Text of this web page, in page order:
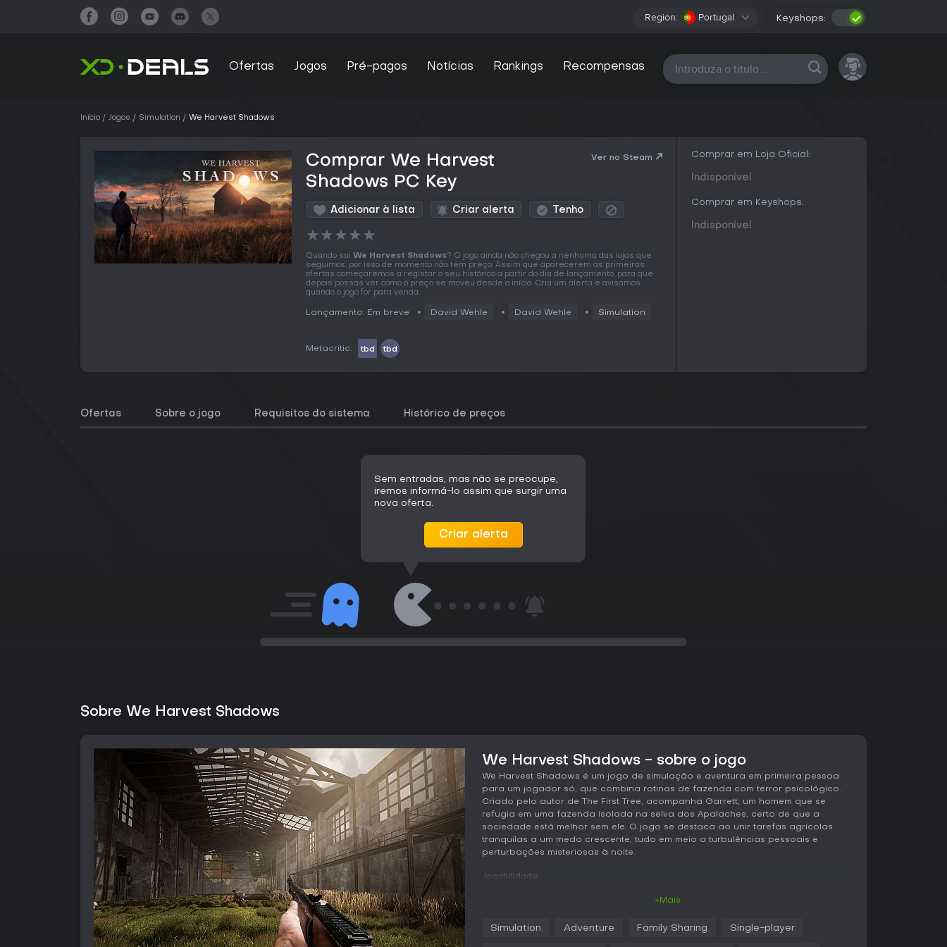
Region: Portugal Keyshops:
Ofertas Jogos Pré-pagos Notícias Rankings Recompensas Todas as plataformas
Início Jogos Simulation We Harvest Shadows
Comprar We Harvest
Shadows PC Key
Ver no Steam
Adicionar à lista Criar alerta Tenho
★★★★★
Quando sai We Harvest Shadows? O jogo ainda não chegou a nenhuma das lojas que
seguimos, por isso de momento não tem preço. Assim que aparecerem as primeiras
ofertas começaremos a registar o seu histórico a partir do dia de lançamento, para que
depois possas ver como o preço se moveu desde o início. Cria um alerta e avisamos
quando o jogo for para venda.
Lançamento: Em breve David Wehle David Wehle Simulation
Metacritic: tbd tbd
Comprar em Loja Oficial:
Indisponível
Comprar em Keyshops:
Indisponível
Ofertas Sobre o jogo Requisitos do sistema Histórico de preços
Sem entradas, mas não se preocupe,
iremos informá-lo assim que surgir uma
nova oferta.
Criar alerta
Sobre We Harvest Shadows
We Harvest Shadows - sobre o jogo
We Harvest Shadows é um jogo de simulação e aventura em primeira pessoa
para um jogador só, que combina rotinas de fazenda com terror psicológico.
Criado pelo autor de The First Tree, acompanha Garrett, um homem que se
refugia em uma fazenda isolada na selva dos Apalaches, certo de que a
sociedade está melhor sem ele. O jogo se destaca ao unir tarefas agrícolas
tranquilas a um medo crescente, tudo em meio a turbulências pessoais e
perturbações misteriosas à noite.
Jogabilidade
propriedade como um todo. O jogo adota uma abordagem survival-lite,
+Mais
Simulation Adventure Family Sharing Single-player